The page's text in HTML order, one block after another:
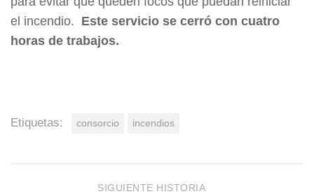
el incendio. Este servicio se cerró con cuatro
horas de trabajos.
Etiquetas: consorcio incendios
SIGUIENTE HISTORIA